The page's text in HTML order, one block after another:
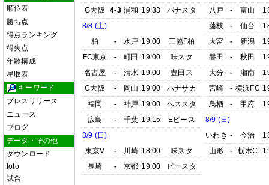
順位表
勝ち点
得点ランキング
得失点
年齢構成
星取表
キーワード
プレスリリース
ニュース
ブログ
データ・その他
ダウンロード
toto
試合
G大阪
4-3 浦和 19:33
パナスタ
8/8 (土)
柏
- 水戸 19:00
三協F柏
FC東京
- 町田 19:00
味スタ
名古屋
- 清水 19:00
豊田ス
C大阪
- 岡山 19:00
ハナサカ
福岡
- 神戸 19:00
ベススタ
広島
- 千葉 19:15
Eピース
8/9 (日)
東京V
- 川崎 18:00
味スタ
長崎
- 京都 19:00 ピースタ
八戸
- 富山
藤枝
- 仙台
大宮
- 新潟
磐田
- 秋田
大分
- 湘南
宮崎
- 横浜FC
鳥栖
- 甲府
8/9 (日)
いわき - 今治
山形
- 栃木C